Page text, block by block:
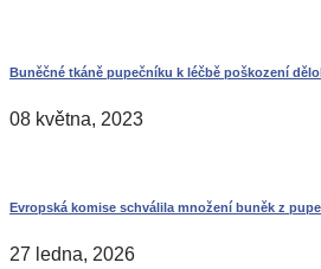
Buněčné tkáně pupečníku k léčbě poškození
08 května, 2023
Evropská komise schválila množení buněk z
27 ledna, 2026